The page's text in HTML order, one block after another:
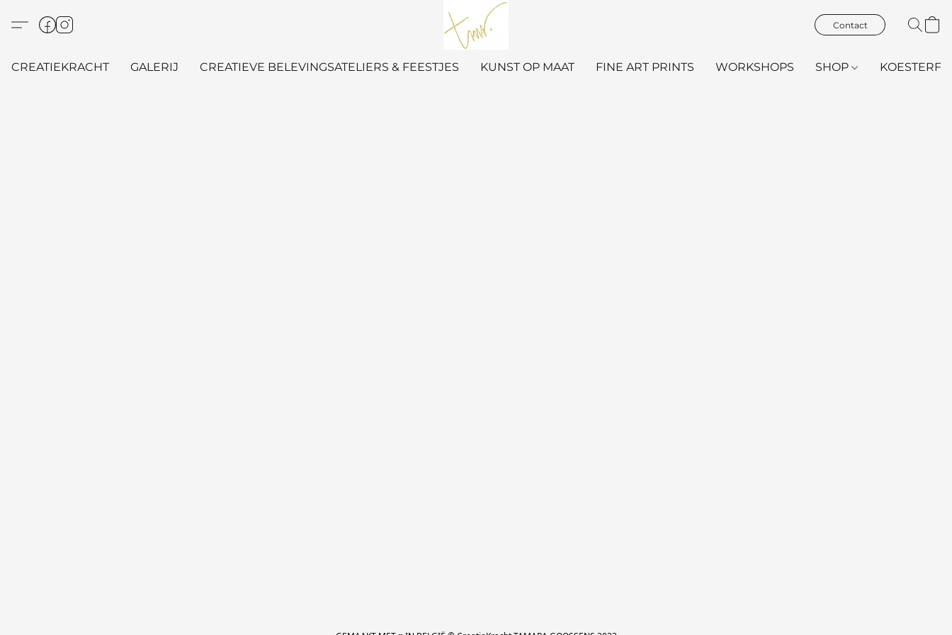
Contact
CREATIEKRACHT GALERIJ CREATIEVE BELEVINGSATELIERS & FEESTJES KUNST OP MAAT FINE ART PRINTS WORKSHOPS SHOP